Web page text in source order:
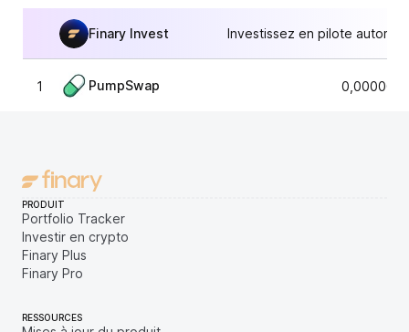
Finary Invest Investissez en pilote
1 PumpSwap
PRODUIT
Portfolio Tracker
Investir en crypto
Finary Plus
Finary Pro
RESSOURCES